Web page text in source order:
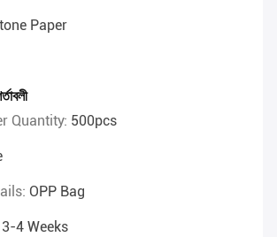
Paper
Quantity: 500pcs
OPP Bag
3-4 Weeks